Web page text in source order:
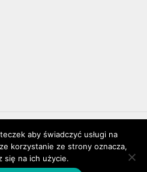
© by stasio
aby świadczyć usługi na
korzystanie ze strony oznacza,
się na ich użycie.